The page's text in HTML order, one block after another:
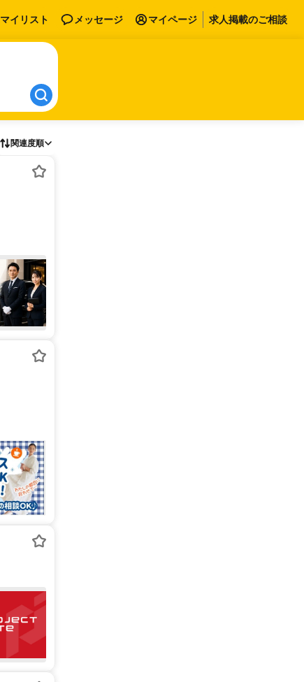
マイリスト メッセージ マイページ 求人掲載のご相談
関連度順